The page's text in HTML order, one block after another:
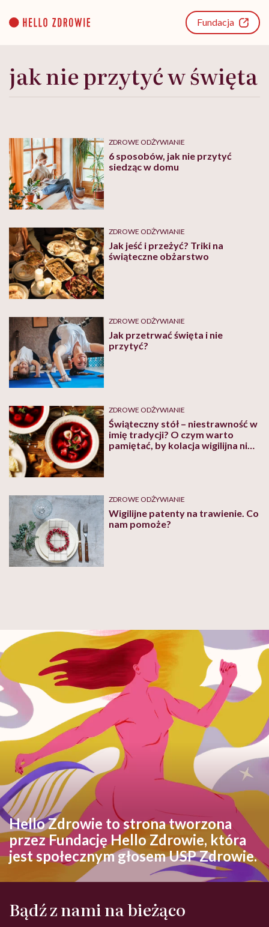
content
Fundacja
jak nie przytyć w święta
ZDROWE ODŻYWIANIE
6 sposobów, jak nie przytyć
siedząc w domu
ZDROWE ODŻYWIANIE
Jak jeść i przeżyć? Triki na
świąteczne obżarstwo
ZDROWE ODŻYWIANIE
Jak przetrwać święta i nie
przytyć?
ZDROWE ODŻYWIANIE
Świąteczny stół – niestrawność w
imię tradycji? O czym warto
pamiętać, by kolacja wigilijna nie
ZDROWE ODŻYWIANIE
Wigilijne patenty na trawienie. Co
nam pomoże?
Hello Zdrowie to strona tworzona
przez Fundację Hello Zdrowie, która
jest społecznym głosem USP Zdrowie.
Bądź z nami na bieżąco